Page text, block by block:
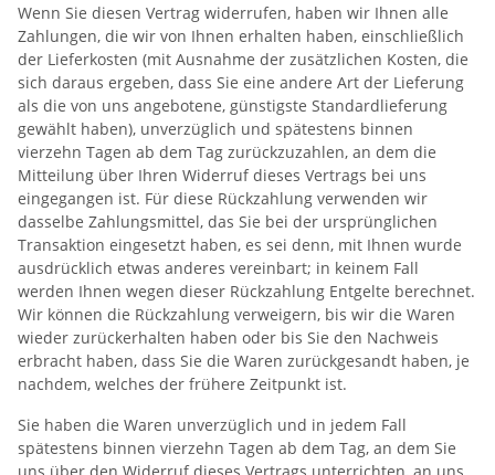
Wenn Sie diesen Vertrag widerrufen, haben wir Ihnen alle
Zahlungen, die wir von Ihnen erhalten haben, einschließlich
der Lieferkosten (mit Ausnahme der zusätzlichen Kosten, die
sich daraus ergeben, dass Sie eine andere Art der Lieferung
als die von uns angebotene, günstigste Standardlieferung
gewählt haben), unverzüglich und spätestens binnen
vierzehn Tagen ab dem Tag zurückzuzahlen, an dem die
Mitteilung über Ihren Widerruf dieses Vertrags bei uns
eingegangen ist. Für diese Rückzahlung verwenden wir
dasselbe Zahlungsmittel, das Sie bei der ursprünglichen
Transaktion eingesetzt haben, es sei denn, mit Ihnen wurde
ausdrücklich etwas anderes vereinbart; in keinem Fall
werden Ihnen wegen dieser Rückzahlung Entgelte berechnet.
Wir können die Rückzahlung verweigern, bis wir die Waren
wieder zurückerhalten haben oder bis Sie den Nachweis
erbracht haben, dass Sie die Waren zurückgesandt haben, je
nachdem, welches der frühere Zeitpunkt ist.
Sie haben die Waren unverzüglich und in jedem Fall
spätestens binnen vierzehn Tagen ab dem Tag, an dem Sie